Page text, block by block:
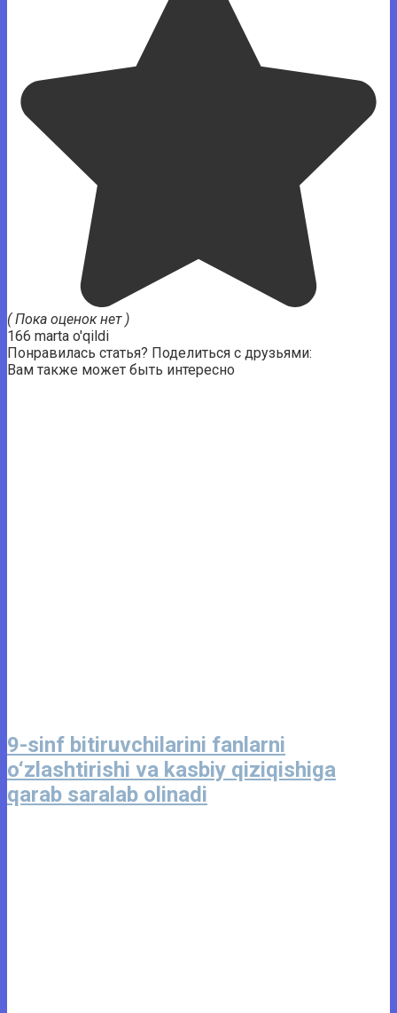
( Пока оценок нет )
166 marta o'qildi
Понравилась статья? Поделиться с друзьями:
Вам также может быть интересно
9-sinf bitiruvchilarini fanlarni
o‘zlashtirishi va kasbiy qiziqishiga
qarab saralab olinadi